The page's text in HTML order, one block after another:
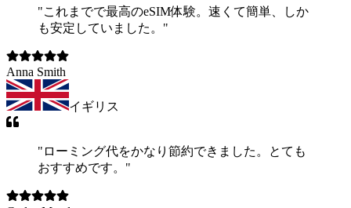
"これまでで最高のeSIM体験。速くて簡単、しか
も安定していました。 "
Anna Smith
イギリス
" ローミング代をかなり節約できました。とても
おすすめです。 "